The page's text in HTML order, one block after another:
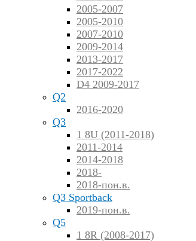
2005-2007
2005-2010
2007-2010
2009-2014
2013-2017
2017-2022
D4 2009-2017
Q2
2016-2020
Q3
1 8U (2011-2018)
2011-2014
2014-2018
2018-
2018-пон.в.
Q3 Sportback
2019-пон.в.
Q5
1 8R (2008-2017)